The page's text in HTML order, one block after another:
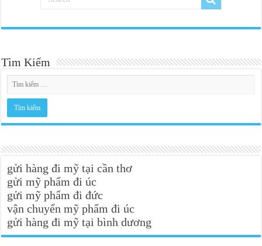
Tìm Kiếm
gửi hàng đi mỹ tại cần thơ
gửi mỹ phẩm đi úc
gửi mỹ phẩm đi đức
vận chuyển mỹ phẩm đi úc
gửi hàng đi mỹ tại bình dương